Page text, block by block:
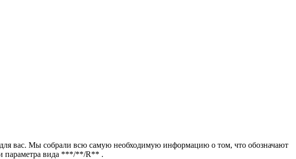
вас. Мы собрали всю самую необходимую информацию о том, что обозначают
параметра вида ***/**/R** .